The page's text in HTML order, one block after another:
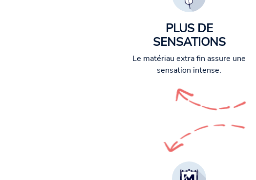
PLUS DE
SENSATIONS
Le matériau extra fin assure une
sensation intense.